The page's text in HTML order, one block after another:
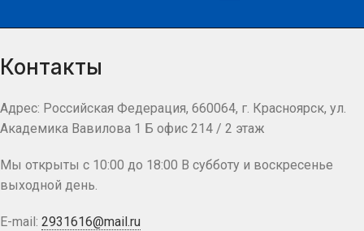
Контакты
Адрес: Российская Федерация, 660064, г. Красноярск, ул.
Академика Вавилова 1 Б офис 214 / 2 этаж
Мы открыты с 10:00 до 18:00 В субботу и воскресенье
выходной день.
E-mail: 2931616@mail.ru